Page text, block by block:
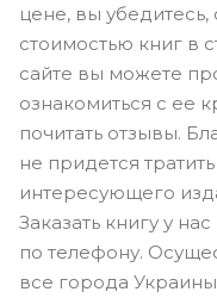
цене, вы
стоимостью книг в
сайте вы можете
ознакомиться с ее
почитать отзывы.
не придется
интересующего
Заказать книгу у
по телефону.
все города